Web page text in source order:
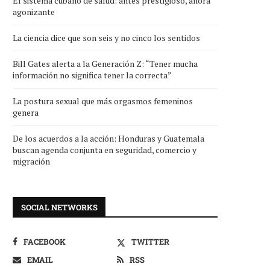
agonizante
La ciencia dice que son seis y no cinco los sentidos
Bill Gates alerta a la Generación Z: “Tener mucha
información no significa tener la correcta”
La postura sexual que más orgasmos femeninos
genera
De los acuerdos a la acción: Honduras y Guatemala
buscan agenda conjunta en seguridad, comercio y
migración
SOCIAL NETWORKS
FACEBOOK
TWITTER
EMAIL
RSS